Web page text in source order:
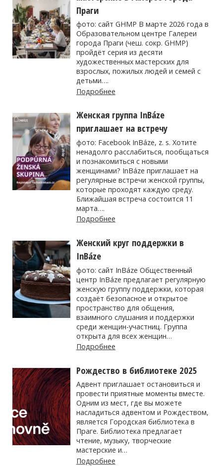
Праги
фото: сайт GHMP В марте 2026 года в
Образовательном центре Галереи
города Праги (чеш. сокр. GHMP)
пройдёт серия из десяти
художественных мастерских для
взрослых, пожилых людей и семей с
детьми….
Подробнее
Женская группа InBáze
приглашает на встречу
фото: Facebook InBáze, z. s. Хотите
ненадолго расслабиться, пообщаться
и познакомиться с новыми
женщинами? InBáze приглашает на
регулярные встречи женской группы,
которые проходят каждую среду.
Ближайшая встреча состоится 11
марта….
Подробнее
Женский круг поддержки в
InBáze
фото: сайт InBáze Общественный
центр InBáze предлагает регулярную
женскую группу поддержки, которая
создаёт безопасное и открытое
пространство для общения,
взаимного слушания и поддержки
среди женщин-участниц. Группа
открыта для всех женщин…
Подробнее
Рождество в библиотеке 2025
Адвент приглашает остановиться и
провести приятные моменты вместе.
Одним из мест, где вы можете
насладиться адвентом и Рождеством,
является Городская библиотека в
Праге. Библиотека предлагает
чтение, музыку, творческие
мастерские и…
Подробнее